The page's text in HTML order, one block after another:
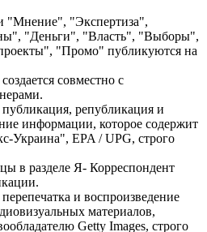
"Мнение", "Экспертиза",
"Деньги", "Власть", "Выборы",
"Промо" публикуются на
совместно с
републикация и
информации, которое содержит
Украина", EPA / UPG, строго
в разделе Я- Корреспондент
и воспроизведение
материалов,
Getty Images, строго